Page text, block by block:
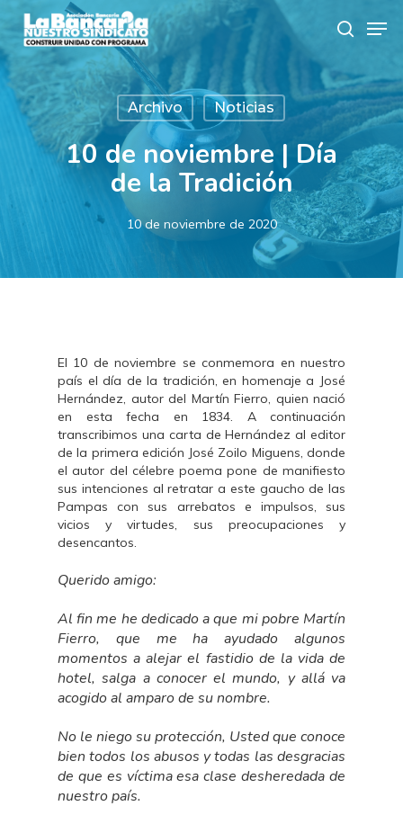
main
content
search
Archivo Noticias
10 de noviembre | Día
de la Tradición
10 de noviembre de 2020
El 10 de noviembre se conmemora en nuestro
país el día de la tradición, en homenaje a José
Hernández, autor del Martín Fierro, quien nació
en esta fecha en 1834. A continuación
transcribimos una carta de Hernández al editor
de la primera edición José Zoilo Miguens, donde
el autor del célebre poema pone de manifiesto
sus intenciones al retratar a este gaucho de las
Pampas con sus arrebatos e impulsos, sus
vicios y virtudes, sus preocupaciones y
desencantos.
Querido amigo:
Al fin me he dedicado a que mi pobre Martín
Fierro, que me ha ayudado algunos
momentos a alejar el fastidio de la vida de
hotel, salga a conocer el mundo, y allá va
acogido al amparo de su nombre.
No le niego su protección, Usted que conoce
bien todos los abusos y todas las desgracias
de que es víctima esa clase desheredada de
nuestro país.